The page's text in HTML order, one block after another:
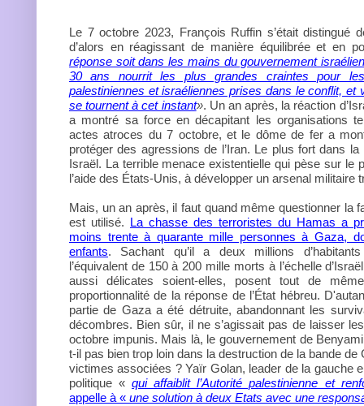
Le 7 octobre 2023, François Ruffin s’était distingué
d’alors en réagissant de manière équilibrée et en
réponse soit dans les mains du gouvernement
30 ans nourrit les plus grandes craintes pour
palestiniennes et israéliennes prises dans le conflit, et
se tournent à cet instant». Un an après, la réaction
a montré sa force en décapitant les organisations
actes atroces du 7 octobre, et le dôme de fer a
protéger des agressions de l’Iran. Le plus fort dans la
Israël. La terrible menace existentielle qui pèse sur le
l’aide des États-Unis, à développer un arsenal militaire
Mais, un an après, il faut quand même questionner la
est utilisé.
La chasse des terroristes du Hamas a
moins trente à quarante mille personnes à Gaza,
enfants. Sachant qu’il a deux millions
l’équivalent de 150 à 200 mille morts à l’échelle
aussi délicates soient-elles, posent tout de
proportionnalité de la réponse de l’État hébreu.
partie de Gaza a été détruite, abandonnant les
décombres. Bien sûr, il ne s’agissait pas de laisser
octobre impunis. Mais là, le gouvernement de
t-il pas bien trop loin dans la destruction de la bande de
victimes associées ? Yaïr Golan, leader de la gauche
politique «qui affaiblit l’Autorité palestinienne et
appelle à « une solution à deux Etats avec une